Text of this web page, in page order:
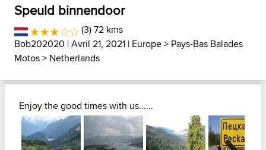
Speuld binnendoor
(3) 72 kms
Bob202020 | Avril 21, 2021 | Europe> Pays-Bas Balades
Motos> Netherlands
Enjoy the good times with us......